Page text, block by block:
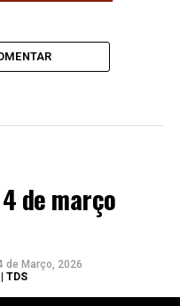
de março
de Março, 2026
TDS